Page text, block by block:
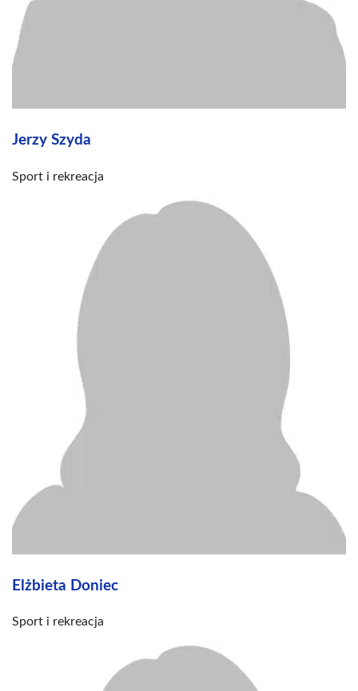
Jerzy Szyda
Sport i rekreacja
Elżbieta Doniec
Sport i rekreacja